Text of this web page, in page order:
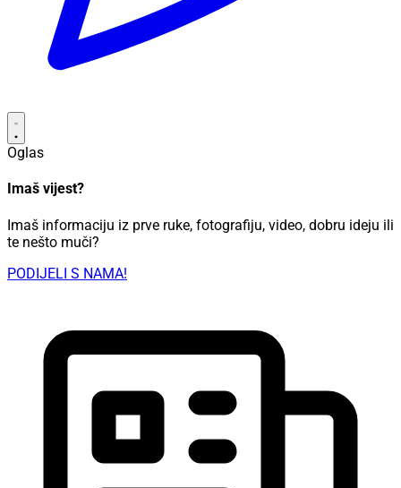
Oglas
Imaš vijest?
Imaš informaciju iz prve ruke, fotografiju, video, dobru ideju ili
te nešto muči?
PODIJELI S NAMA!